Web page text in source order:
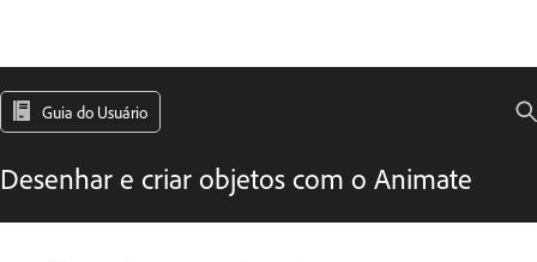
Guia do Usuário
Desenhar e criar objetos com o Animate